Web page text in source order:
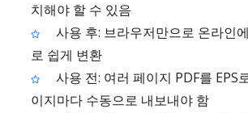
치해야 할 수 있음
사용 후: 브라우저만으로 온라인
로 쉽게 변환
사용 전: 여러 페이지 PDF를 EPS
이지마다 수동으로 내보내야 함